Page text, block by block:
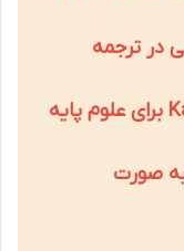
در ترجمه
بررسی کتاب‌های سری Kaplan برای علوم پایه
صورت